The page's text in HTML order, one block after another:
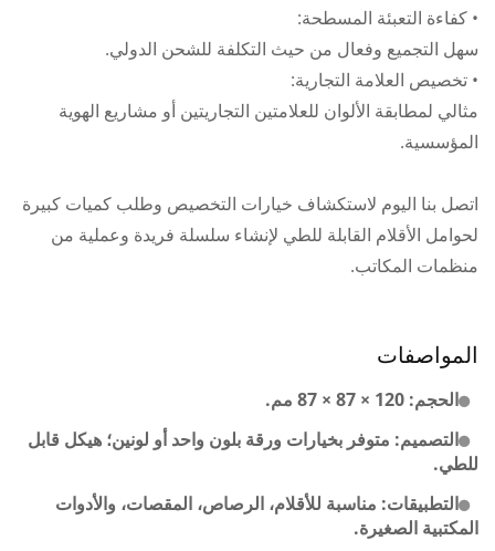
• كفاءة التعبئة المسطحة:
سهل التجميع وفعال من حيث التكلفة للشحن الدولي.
• تخصيص العلامة التجارية:
مثالي لمطابقة الألوان للعلامتين التجاريتين أو مشاريع الهوية
المؤسسية.
اتصل بنا اليوم لاستكشاف خيارات التخصيص وطلب كميات كبيرة
لحوامل الأقلام القابلة للطي لإنشاء سلسلة فريدة وعملية من
منظمات المكاتب.
المواصفات
الحجم: 120 × 87 × 87 مم.
التصميم: متوفر بخيارات ورقة بلون واحد أو لونين؛ هيكل قابل
للطي.
التطبيقات: مناسبة للأقلام، الرصاص، المقصات، والأدوات
المكتبية الصغيرة.